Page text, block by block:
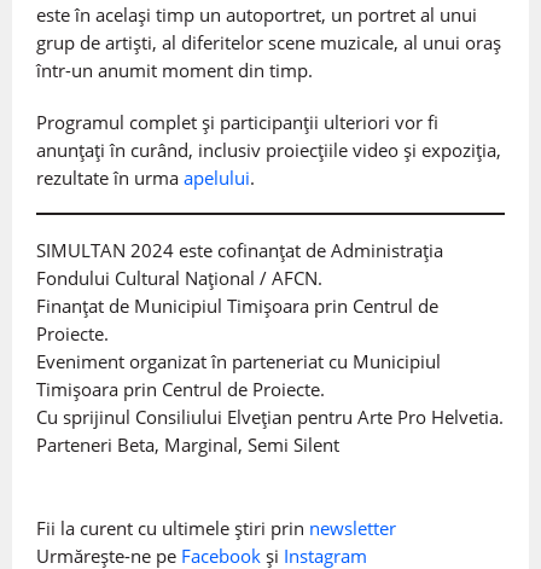
este în același timp un autoportret, un portret al unui
grup de artiști, al diferitelor scene muzicale, al unui oraș
într-un anumit moment din timp.
Programul complet și participanții ulteriori vor fi
anunțați în curând, inclusiv proiecțiile video și expoziția,
rezultate în urma apelului.
SIMULTAN 2024 este cofinanțat de Administrația
Fondului Cultural Național / AFCN.
Finanțat de Municipiul Timișoara prin Centrul de
Proiecte.
Eveniment organizat în parteneriat cu Municipiul
Timișoara prin Centrul de Proiecte.
Cu sprijinul Consiliului Elvețian pentru Arte Pro Helvetia.
Parteneri Beta, Marginal, Semi Silent
Fii la curent cu ultimele știri prin newsletter
Urmărește-ne pe Facebook și Instagram